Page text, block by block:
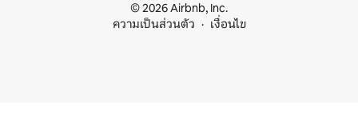
© 2026 Airbnb, Inc.
ความเป็นส่วนตัว
เงื่อนไข